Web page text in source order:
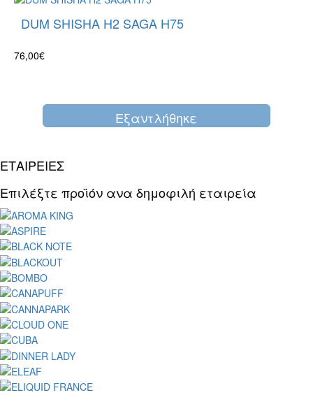
DUM SHISHA H2 SAGA H75
76,00€
Eξαντλήθηκε
ΕΤΑΙΡΕΙΕΣ
Επιλέξτε προϊόν ανα δημοφιλή εταιρεία